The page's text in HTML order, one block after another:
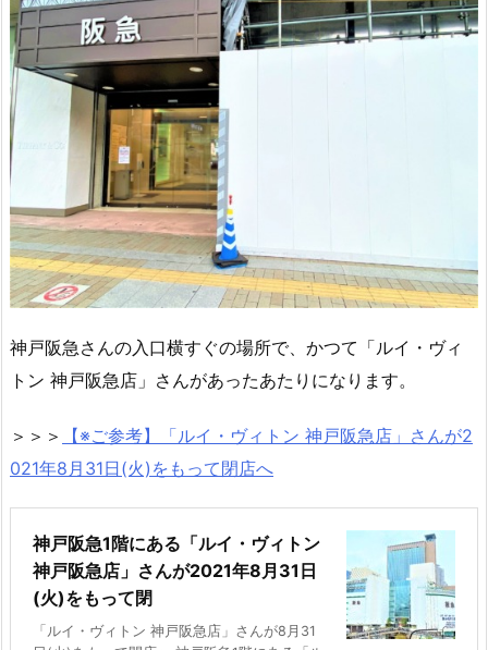
神戸阪急さんの入口横すぐの場所で、かつて「ルイ・ヴィ
トン 神戸阪急店」さんがあったあたりになります。
＞＞＞
【※ご参考】「ルイ・ヴィトン 神戸阪急店」さんが2
021年8月31日(火)をもって閉店へ
神戸阪急1階にある「ルイ・ヴィトン
神戸阪急店」さんが2021年8月31日
(火)をもって閉
「ルイ・ヴィトン 神戸阪急店」さんが8月31